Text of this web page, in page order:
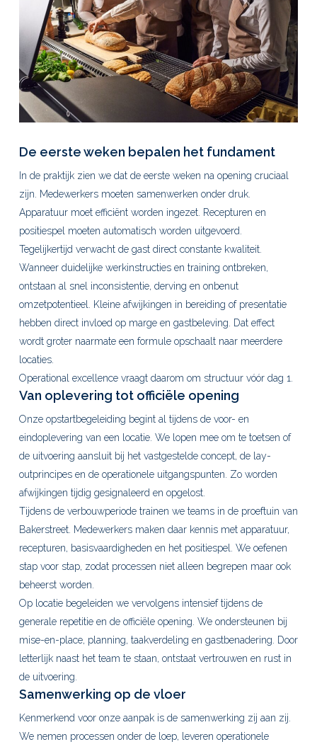
De eerste weken bepalen het fundament
In de praktijk zien we dat de eerste weken na opening cruciaal
zijn. Medewerkers moeten samenwerken onder druk.
Apparatuur moet efficiënt worden ingezet. Recepturen en
positiespel moeten automatisch worden uitgevoerd.
Tegelijkertijd verwacht de gast direct constante kwaliteit.
Wanneer duidelijke werkinstructies en training ontbreken,
ontstaan al snel inconsistentie, derving en onbenut
omzetpotentieel. Kleine afwijkingen in bereiding of presentatie
hebben direct invloed op marge en gastbeleving. Dat effect
wordt groter naarmate een formule opschaalt naar meerdere
locaties.
Operational excellence vraagt daarom om structuur vóór dag 1.
Van oplevering tot officiële opening
Onze opstartbegeleiding begint al tijdens de voor- en
eindoplevering van een locatie. We lopen mee om te toetsen of
de uitvoering aansluit bij het vastgestelde concept, de lay-
outprincipes en de operationele uitgangspunten. Zo worden
afwijkingen tijdig gesignaleerd en opgelost.
Tijdens de verbouwperiode trainen we teams in de proeftuin van
Bakerstreet. Medewerkers maken daar kennis met apparatuur,
recepturen, basisvaardigheden en het positiespel. We oefenen
stap voor stap, zodat processen niet alleen begrepen maar ook
beheerst worden.
Op locatie begeleiden we vervolgens intensief tijdens de
generale repetitie en de officiële opening. We ondersteunen bij
mise-en-place, planning, taakverdeling en gastbenadering. Door
letterlijk naast het team te staan, ontstaat vertrouwen en rust in
de uitvoering.
Samenwerking op de vloer
Kenmerkend voor onze aanpak is de samenwerking zij aan zij.
We nemen processen onder de loep, leveren operationele